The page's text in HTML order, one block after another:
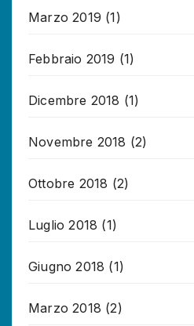
Marzo 2019 (1)
Febbraio 2019 (1)
Dicembre 2018 (1)
Novembre 2018 (2)
Ottobre 2018 (2)
Luglio 2018 (1)
Giugno 2018 (1)
Marzo 2018 (2)